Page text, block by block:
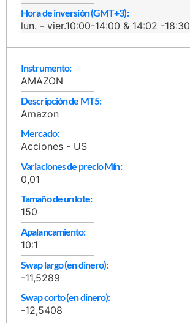
Hora de inversión (GMT+3):
lun. - vier.10:00-14:00 & 14:02 -18:30
Instrumento:
AMAZON
Descripción de MT5:
Amazon
Mercado:
Acciones - US
Variaciones de precio Mín:
0,01
Tamaño de un lote:
150
Apalancamiento:
10:1
Swap largo (en dinero):
-11,5289
Swap corto (en dinero):
-12,5408